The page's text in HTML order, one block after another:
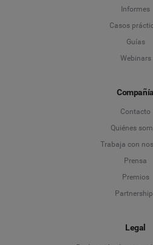
Informes
Casos
Guías
Webinars
Compañía
Contacto
Quiénes
Trabaja con
Prensa
Premios
Legal